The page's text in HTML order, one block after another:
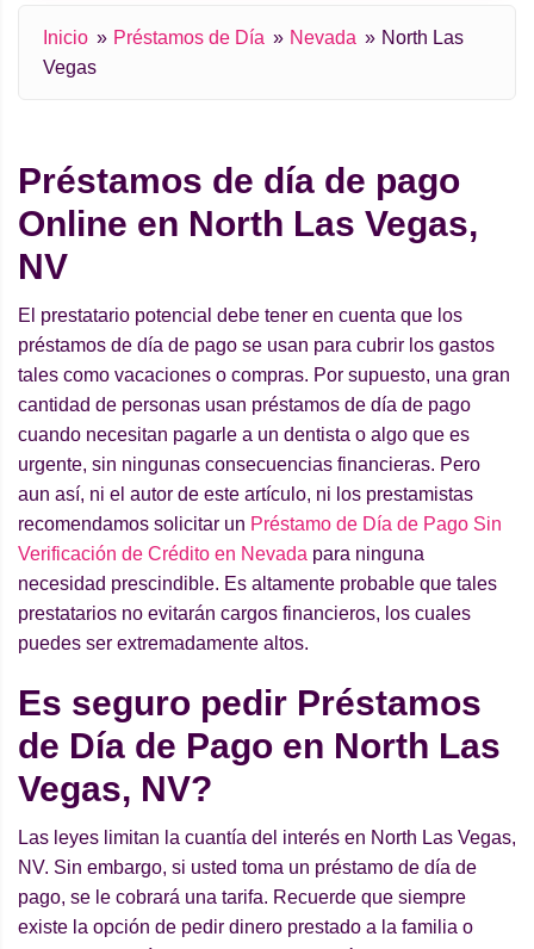
Inicio Préstamos de Día Nevada
North Las
Vegas
Préstamos de día de pago
Online en North Las Vegas,
NV
El prestatario potencial debe tener en cuenta que los
préstamos de día de pago se usan para cubrir los gastos
tales como vacaciones o compras. Por supuesto, una gran
cantidad de personas usan préstamos de día de pago
cuando necesitan pagarle a un dentista o algo que es
urgente, sin ningunas consecuencias financieras. Pero
aun así, ni el autor de este artículo, ni los prestamistas
recomendamos solicitar un Préstamo de Día de Pago Sin
Verificación de Crédito en Nevada para ninguna
necesidad prescindible. Es altamente probable que tales
prestatarios no evitarán cargos financieros, los cuales
puedes ser extremadamente altos.
Es seguro pedir Préstamos
de Día de Pago en North Las
Vegas, NV?
Las leyes limitan la cuantía del interés en North Las Vegas,
NV. Sin embargo, si usted toma un préstamo de día de
pago, se le cobrará una tarifa. Recuerde que siempre
existe la opción de pedir dinero prestado a la familia o